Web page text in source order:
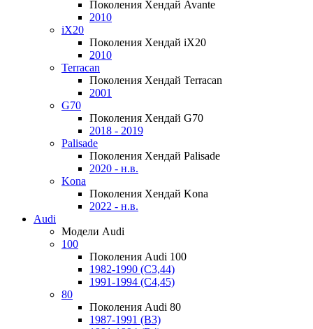
Поколения Хендай Avante
2010
iX20
Поколения Хендай iX20
2010
Terracan
Поколения Хендай Terracan
2001
G70
Поколения Хендай G70
2018 - 2019
Palisade
Поколения Хендай Palisade
2020 - н.в.
Kona
Поколения Хендай Kona
2022 - н.в.
Audi
Модели Audi
100
Поколения Audi 100
1982-1990 (С3,44)
1991-1994 (С4,45)
80
Поколения Audi 80
1987-1991 (B3)